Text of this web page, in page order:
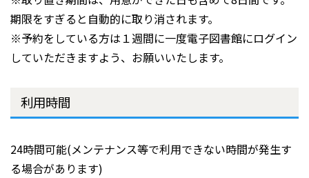
期限をすぎると自動的に取り消されます。
※予約をしている方は１週間に一度電子図書館にログイン
していただきますよう、お願いいたします。
利用時間
24時間可能(メンテナンス等で利用できない時間が発生す
る場合があります)